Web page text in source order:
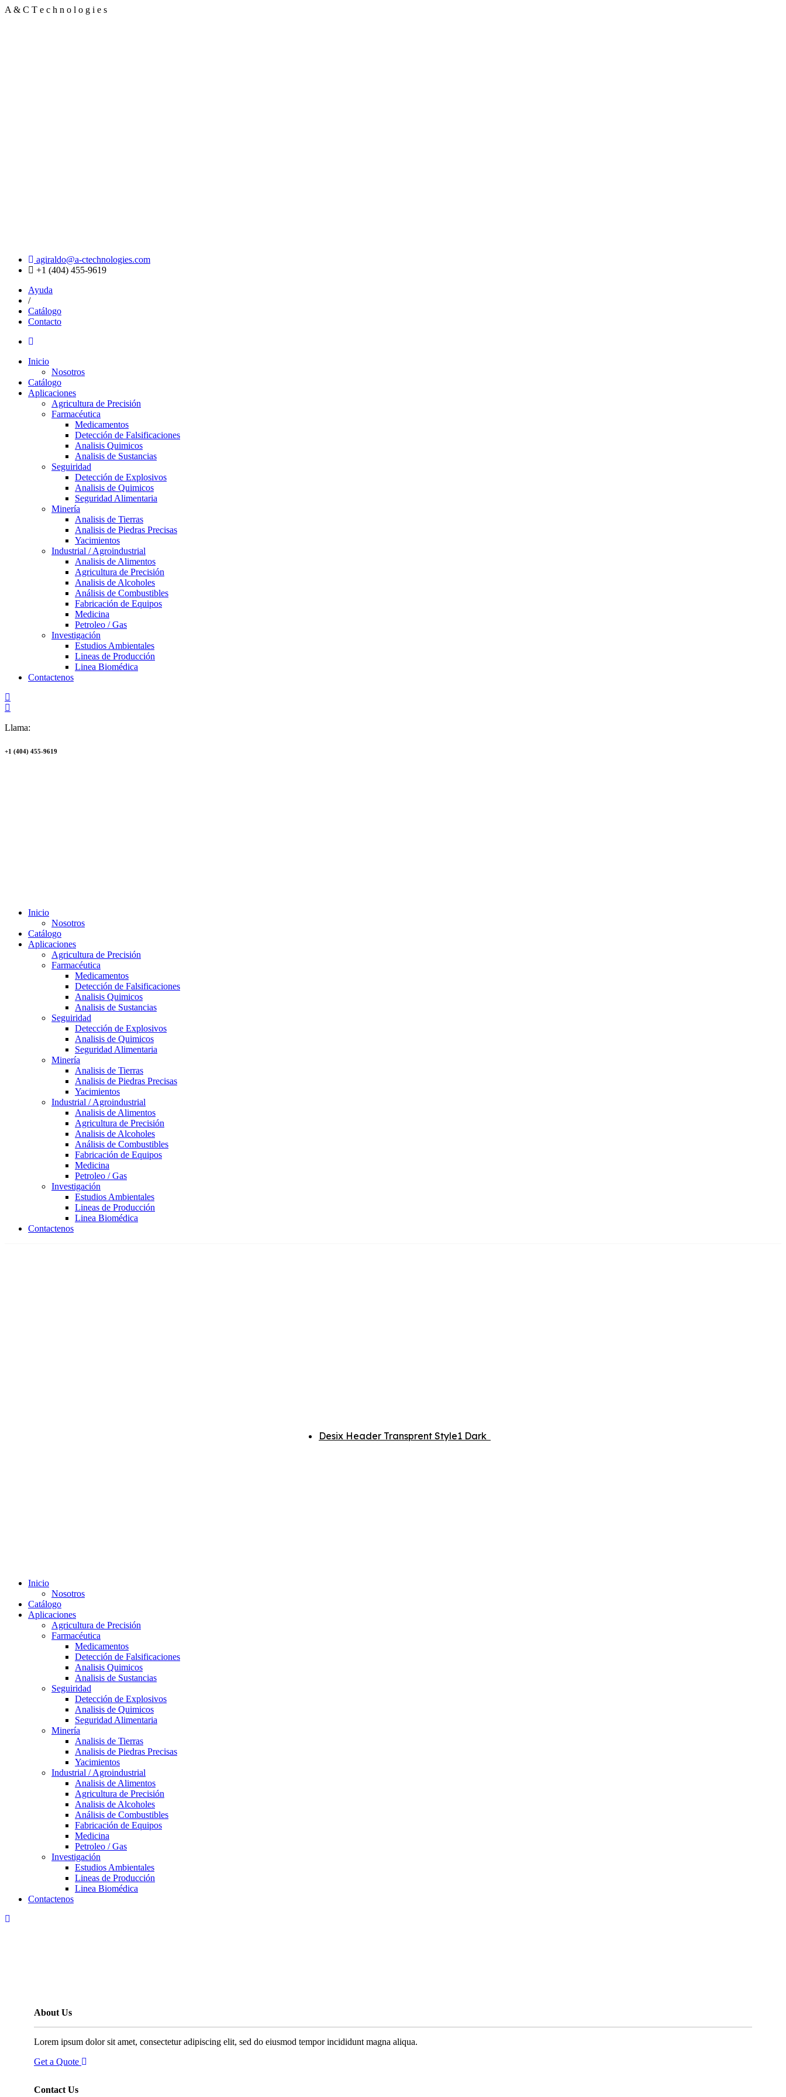
A & C T e c h n o l o g i e s
agiraldo@a-ctechnologies.com
+1 (404) 455-9619
Ayuda
/
Catálogo
Contacto
Inicio
Nosotros
Catálogo
Aplicaciones
Agricultura de Precisión
Farmacéutica
Medicamentos
Detección de Falsificaciones
Analisis Quimicos
Analisis de Sustancias
Seguiridad
Detección de Explosivos
Analisis de Quimicos
Seguridad Alimentaria
Minería
Analisis de Tierras
Analisis de Piedras Precisas
Yacimientos
Industrial / Agroindustrial
Analisis de Alimentos
Agricultura de Precisión
Analisis de Alcoholes
Análisis de Combustibles
Fabricación de Equipos
Medicina
Petroleo / Gas
Investigación
Estudios Ambientales
Lineas de Producción
Linea Biomédica
Contactenos
Llama:
+1 (404) 455-9619
Inicio
Nosotros
Catálogo
Aplicaciones
Agricultura de Precisión
Farmacéutica
Medicamentos
Detección de Falsificaciones
Analisis Quimicos
Analisis de Sustancias
Seguiridad
Detección de Explosivos
Analisis de Quimicos
Seguridad Alimentaria
Minería
Analisis de Tierras
Analisis de Piedras Precisas
Yacimientos
Industrial / Agroindustrial
Analisis de Alimentos
Agricultura de Precisión
Analisis de Alcoholes
Análisis de Combustibles
Fabricación de Equipos
Medicina
Petroleo / Gas
Investigación
Estudios Ambientales
Lineas de Producción
Linea Biomédica
Contactenos
Desix Header Transprent Style1 Dark
Inicio
Nosotros
Catálogo
Aplicaciones
Agricultura de Precisión
Farmacéutica
Medicamentos
Detección de Falsificaciones
Analisis Quimicos
Analisis de Sustancias
Seguiridad
Detección de Explosivos
Analisis de Quimicos
Seguridad Alimentaria
Minería
Analisis de Tierras
Analisis de Piedras Precisas
Yacimientos
Industrial / Agroindustrial
Analisis de Alimentos
Agricultura de Precisión
Analisis de Alcoholes
Análisis de Combustibles
Fabricación de Equipos
Medicina
Petroleo / Gas
Investigación
Estudios Ambientales
Lineas de Producción
Linea Biomédica
Contactenos
About Us
Lorem ipsum dolor sit amet, consectetur adipiscing elit, sed do eiusmod tempor incididunt magna aliqua.
Get a Quote
Contact Us